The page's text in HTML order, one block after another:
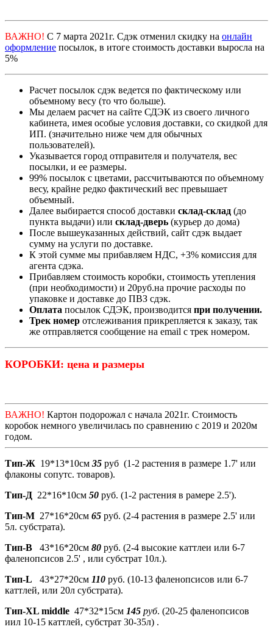
ВАЖНО! С 7 марта 2021г. Сдэк отменил скидку на онлайн
оформление посылок, в итоге стоимость доставки выросла на
5%
Расчет посылок сдэк ведется по фактическому или
объемному весу (то что больше).
Мы делаем расчет на сайте СДЭК из своего личного
кабинета, имея особые условия доставки, со скидкой для
ИП. (значительно ниже чем для обычных
пользователей).
Указывается город отправителя и получателя, вес
посылки, и ее размеры.
99% посылок с цветами, рассчитываются по объемному
весу, крайне редко фактический вес превышает
объемный.
Далее выбирается способ доставки склад-склад (до
пункта выдачи) или склад-дверь (курьер до дома)
После вышеуказанных действий, сайт сдэк выдает
сумму на услуги по доставке.
К этой сумме мы прибавляем НДС, +3% комиссия для
агента сдэка.
Прибавляем стоимость коробки, стоимость утепления
(при необходимости) и 20руб.на прочие расходы по
упаковке и доставке до ПВЗ сдэк.
Оплата посылок СДЭК, производится при получении.
Трек номер отслеживания прикрепляется к заказу, так
же отправляется сообщение на email с трек номером.
КОРОБКИ: цена и размеры
ВАЖНО! Картон подорожал с начала 2021г. Стоимость
коробок немного увеличилась по сравнению с 2019 и 2020м
годом.
Тип-Ж 19*13*10см 35 руб (1-2 растения в размере 1.7' или
флаконы сопутс. товаров).
Тип-Д 22*16*10см 50 руб. (1-2 растения в рамере 2.5').
Тип-М 27*16*20см 65 руб. (2-4 растения в размере 2.5' или
5л. субстрата).
Тип-В 43*16*20см 80 руб. (2-4 высокие каттлеи или 6-7
фаленопсисов 2.5' , или субстрат 10л.).
Тип-L 43*27*20см 110 руб. (10-13 фаленопсисов или 6-7
каттлей, или 20л субстрата).
Тип-XL middle 47*32*15см 145 руб. (20-25 фаленопсисов
иил 10-15 каттлей, субстрат 30-35л) .